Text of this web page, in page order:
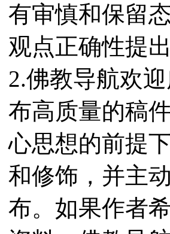
有审慎和保留
观点正确性提
2.佛教导航欢
布高质量的稿
心思想的前提
和修饰，并主
布。如果作者